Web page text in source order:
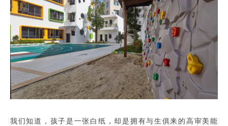
我们知道，孩子是一张白纸，却是拥有与生俱来的高审美能